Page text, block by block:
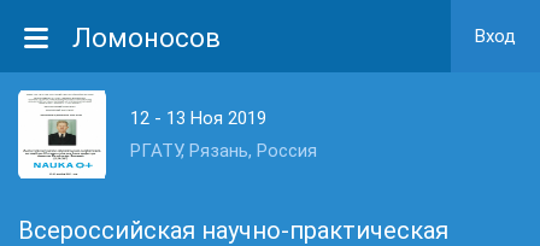
Ломоносов Вход
12 - 13 Ноя 2019
РГАТУ, Рязань, Россия
Всероссийская научно-практическая